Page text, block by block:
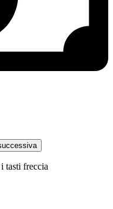
tasti freccia